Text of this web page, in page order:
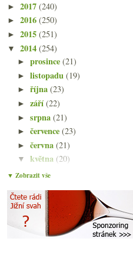
► 2017 (240)
► 2016 (250)
► 2015 (251)
▼ 2014 (254)
►prosince(21)
►listopadu(19)
►října(23)
►září(22)
►srpna(21)
►července(23)
►června(21)
▼května (20)
Vínem proti vodě
Souzený konzultant a
Červená bio maďarská
Dotazník k výběru vín z
Opilé ryby, fungicid na děti,
▼ Zobrazit vše